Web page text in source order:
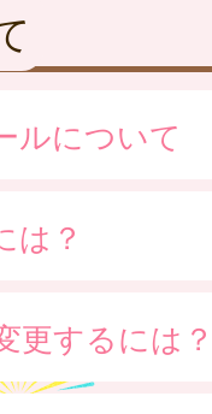
ルについて
は？
更するには